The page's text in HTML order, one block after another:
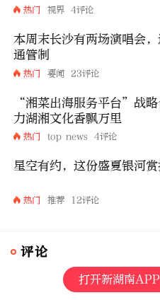
热门 视界 4评论
本周末长沙有两场演唱会
通管制
热门 要闻 23评论
“湘菜出海服务平台”战
力湖湘文化香飘万里
热门 top news 4评论
星空有约，这份盛夏银河
热门 推荐 12评论
评论
打开新湖南